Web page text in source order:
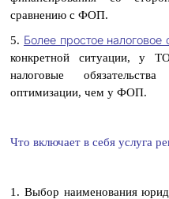
сравнению с ФОП.
5. Более простое налоговое
конкретной ситуации, у
налоговые
оптимизации, чем у ФОП.
Что включает в себя услуга
1. Выбор наименования